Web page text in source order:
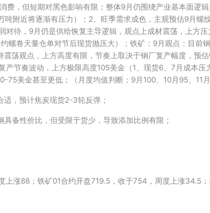
，但短期对黑色影响有限；整体9月仍围绕产业基本面逻辑
附近将逐渐有压力）；2、旺季需求成色，主观预估9月螺
待，9月仍是供给恢复主导逻辑，观点上成材震荡，上方
卷天量仓单对节后现货抛压大）；铁矿：9月观点：目前
荡观点，上方高度有限，节奏上取决于钢厂复产幅度，预
节奏波动，上方极限高度105美金（1、现货6、7月成本压
美金甚至更低；（月度均值判断：9月100、10月95、11
，预计焦炭现货2-3轮反弹；
备性价比，但受限于货少，导致添加比例有限；
涨88；铁矿01合约开盘719.5，收于754，周度上涨34.5